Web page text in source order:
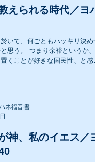
えられる時代／ヨハ
いて、何ごともハッキリ決め
思う。 つまり余裕というか、
くことが好きな国民性、と感
多少曖昧、いい加減でもいい
外来宗教でもあるキリスト教
を迫り来る...
ネ福音書
神、私のイエス／ヨ